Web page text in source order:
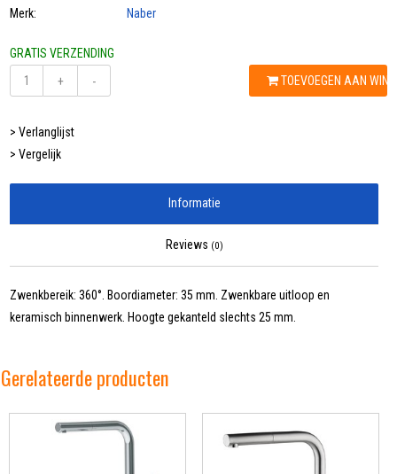
Merk:
Naber
GRATIS VERZENDING
+
- TOEVOEGEN AAN
> Verlanglijst
> Vergelijk
Informatie
Reviews (0)
Zwenkbereik: 360°. Boordiameter: 35 mm. Zwenkbare uitloop en
keramisch binnenwerk. Hoogte gekanteld slechts 25 mm.
Gerelateerde producten